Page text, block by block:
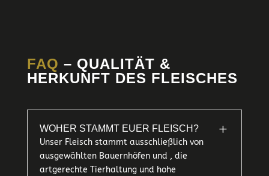
FAQ – QUALITÄT &
HERKUNFT DES FLEISCHES
WOHER STAMMT EUER FLEISCH? L
Unser Fleisch stammt ausschließlich von
ausgewählten Bauernhöfen und , die
artgerechte Tierhaltung und hohe